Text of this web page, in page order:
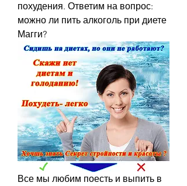
похудения. Ответим на вопрос:
можно ли пить алкоголь при диете
Магги?
Все мы любим поесть и выпить в